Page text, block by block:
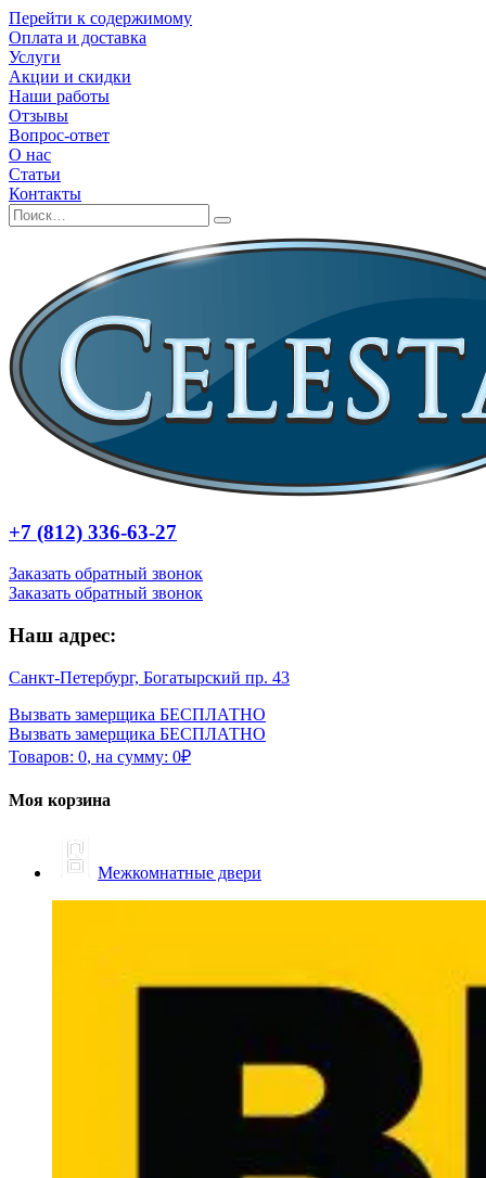
Перейти к содержимому
Оплата и доставка
Услуги
Акции и скидки
Наши работы
Отзывы
Вопрос-ответ
О нас
Статьи
Контакты
+7 (812) 336-63-27
Заказать обратный звонок
Заказать обратный звонок
Наш адрес:
Санкт-Петербург, Богатырский пр. 43
Вызвать замерщика БЕСПЛАТНО
Вызвать замерщика БЕСПЛАТНО
Товаров: 0, на сумму: 0₽
Моя корзина
Межкомнатные двери